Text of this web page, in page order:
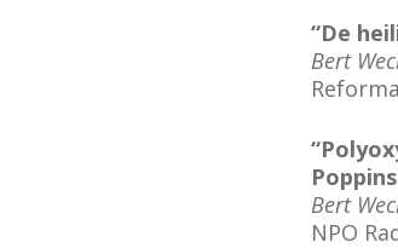
“De
Bert
Bert
NPO